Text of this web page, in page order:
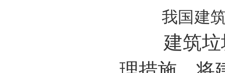
我国建
建筑垃圾